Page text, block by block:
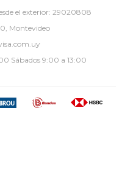
el exterior: 29020808
Montevideo
Sábados 9:00 a 13:00